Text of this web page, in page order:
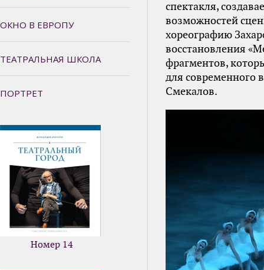
ОКНО В ЕВРОПУ
ТЕАТРАЛЬНАЯ ШКОЛА
ПОРТРЕТ
Номер 14
спектакля,
возможностей
хореографию
восстановления
фрагментов,
для современного
Смекалов.